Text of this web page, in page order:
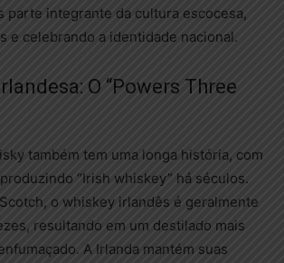
parte integrante da cultura escocesa,
e celebrando a identidade nacional.
O “Powers Three
também tem uma longa história, com
“Irish whiskey” há séculos.
o whiskey irlandês é geralmente
resultando em um destilado mais
A Irlanda mantém suas